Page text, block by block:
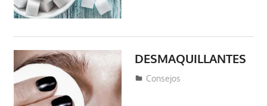
DESMAQUILLANTES
abril 25, 2019
fraferto2
Consejos